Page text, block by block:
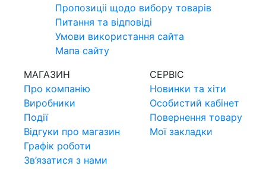
Пропозицii щодо вибору товарiв
Питання та вiдповiдi
Умови використання сайта
Мапа сайту
МАГАЗИН
Про компанiю
Виробники
Події
Відгуки про магазин
Графік роботи
Зв’язатися з нами
СЕРВIС
Новинки та хiти
Особистий кабінет
Повернення товару
Мої закладки